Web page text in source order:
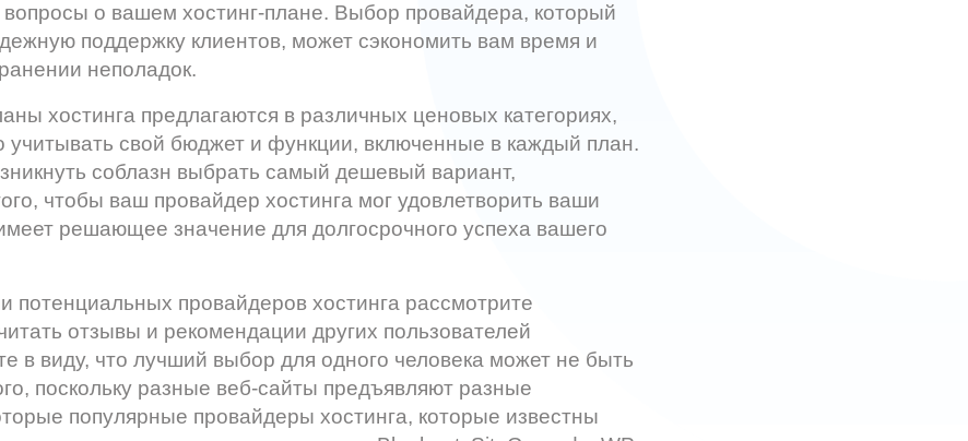
о вашем хостинг-плане. Выбор провайдера, который
поддержку клиентов, может сэкономить вам время и
неполадок.
хостинга предлагаются в различных ценовых категориях,
учитывать свой бюджет и функции, включенные в каждый план.
соблазн выбрать самый дешевый вариант,
чтобы ваш провайдер хостинга мог удовлетворить ваши
решающее значение для долгосрочного успеха вашего
потенциальных провайдеров хостинга рассмотрите
отзывы и рекомендации других пользователей
в виду, что лучший выбор для одного человека может не быть
поскольку разные веб-сайты предъявляют разные
популярные провайдеры хостинга, которые известны